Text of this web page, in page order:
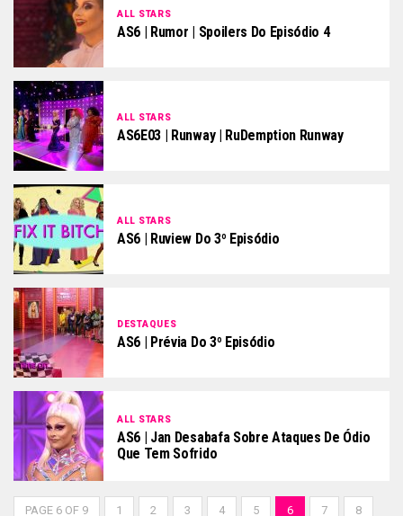
ALL STARS
AS6 | Rumor | Spoilers Do Episódio 4
ALL STARS
AS6E03 | Runway | RuDemption Runway
ALL STARS
AS6 | Ruview Do 3º Episódio
DESTAQUES
AS6 | Prévia Do 3º Episódio
ALL STARS
AS6 | Jan Desabafa Sobre Ataques De Ódio
Que Tem Sofrido
PAGE 6 OF 9 1 2 3 4 5 6 7 8